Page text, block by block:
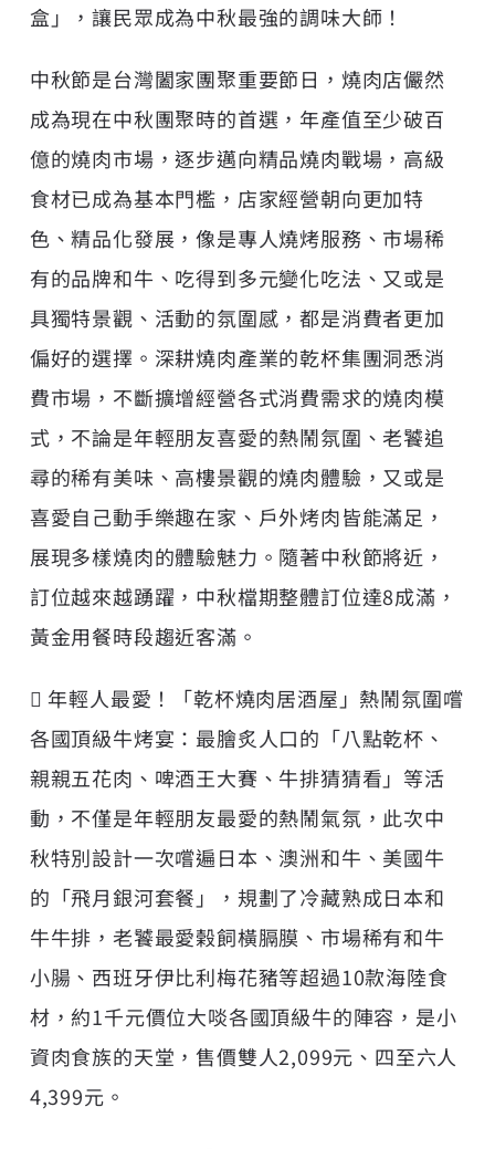
盒」，讓民眾成為中秋最強的調味大師！
中秋節是台灣闔家團聚重要節日，燒肉店儼然
成為現在中秋團聚時的首選，年產值至少破百
億的燒肉市場，逐步邁向精品燒肉戰場，高級
食材已成為基本門檻，店家經營朝向更加特
色、精品化發展，像是專人燒烤服務、市場稀
有的品牌和牛、吃得到多元變化吃法、又或是
具獨特景觀、活動的氛圍感，都是消費者更加
偏好的選擇。深耕燒肉產業的乾杯集團洞悉消
費市場，不斷擴增經營各式消費需求的燒肉模
式，不論是年輕朋友喜愛的熱鬧氛圍、老饕追
尋的稀有美味、高樓景觀的燒肉體驗，又或是
喜愛自己動手樂趣在家、戶外烤肉皆能滿足，
展現多樣燒肉的體驗魅力。隨著中秋節將近，
訂位越來越踴躍，中秋檔期整體訂位達8成滿，
黃金用餐時段趨近客滿。
 年輕人最愛！「乾杯燒肉居酒屋」熱鬧氛圍嚐
各國頂級牛烤宴：最膾炙人口的「八點乾杯、
親親五花肉、啤酒王大賽、牛排猜猜看」等活
動，不僅是年輕朋友最愛的熱鬧氣氛，此次中
秋特別設計一次嚐遍日本、澳洲和牛、美國牛
的「飛月銀河套餐」，規劃了冷藏熟成日本和
牛牛排，老饕最愛榖飼橫膈膜、市場稀有和牛
小腸、西班牙伊比利梅花豬等超過10款海陸食
材，約1千元價位大啖各國頂級牛的陣容，是小
資肉食族的天堂，售價雙人2,099元、四至六人
4,399元。